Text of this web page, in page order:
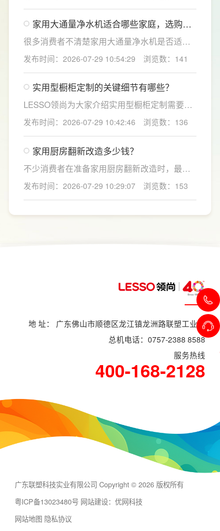
能配置。母婴冲奶、辅食、直饮对水温要求不
同，机型需搭载多档精准控温功能，45℃低温
冲奶、85℃泡辅食、100℃沸水冲泡茶饮一键
切换，不用反复烧水兑冷水，呵护宝宝娇嫩肠
胃。
家用大通量净水机适合哪些家庭，选购时
如何匹配用水场景吗？
很多消费者不清楚家用大通量净水机是否适配
自家户型，LESSO领尚建议，选购前一定要结
合家庭用水场景判断。家用大通量净水机更适
合常住人口多、用水需求大的家庭，比如三口
及以上之家，或是经常泡茶、冲奶、清洗果
蔬，需要持续大量净水的用户。小户型、单人
居住、日常用水量少的家庭，无需盲目追求超
大通量，避免功能过剩造成浪费。
发布时间：2026-07-29 10:54:29 浏览数：141
实用型橱柜定制的关键细节有哪些？
LESSO领尚为大家介绍实用型橱柜定制需要关
注的几个关键细节：实用型橱柜定制应结合厨
房面积和家庭烹饪习惯进行规划，合理划分
洗、切、炒动线，提升下厨效率；同时充分利
用吊柜、地柜、高柜等收纳空间，并配置抽屉
分区、拉篮、转角收纳等功能设计，提高空间
利用率。
发布时间：2026-07-29 10:42:46 浏览数：136
家用厨房翻新改造多少钱？
不少消费者在准备家用厨房翻新改造时，最关
心的问题莫过于“家用厨房翻新改造多少钱”，接
下来LESSO领尚为大家解答一下。事实上，厨
房改造费用并没有统一标准，通常会受到改造
范围、空间面积、材料品质、功能配置以及是
发布时间：2026-07-29 10:29:07 浏览数：153
地 址： 广东佛山市顺德区龙江镇龙洲路联塑工业村
总机电话：0757-2388 8588
服务热线
400-168-2128
广东联塑科技实业有限公司 Copyright © 2026 版权所有
粤ICP备13023480号 网站建设：优网科技
网站地图 隐私协议